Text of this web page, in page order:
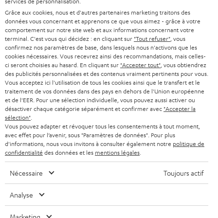
n
e
w
s
l
e
t
t
e
r
STEREO
SMART HOME
BLUETOOTH
CASQUES AUDIO
CASQUES BLUETOOTH AUDIO
SYSTEMES COMPLETS
ENCEINTES
ULTIMA
ÉCOUTEURS INTRA-AURICULAIRES
FANSHOP
PRESSE
B2B
NEWSLETTER
MAGASINS
AVANTAGES D’ACHAT
L’HISTOIRE DE TEUFEL
ALLEMAGNE
AUTRICHE
SUISSE
PAYS-BAS
BELGIQUE
FRANCE
POLOGNE
ITALIE
Sous réserve de modifications techniques, de fautes de frappe et d’autres
erreurs. Les accessoires figurant sur l’image ne font pas partie du contenu de
Grâce aux cookies, nous et d'autres partenaires marketing traitons des
données vous concernant et apprenons ce que vous aimez - grâce à votre
comportement sur notre site web et aux informations concernant votre
terminal. C'est vous qui décidez : en cliquant sur "Tout refuser" , vous
confirmez nos paramètres de base, dans lesquels nous n'activons que les
cookies nécessaires. Vous recevrez ainsi des recommandations, mais celles-
ci seront choisies au hasard. En cliquant sur "Accepter tout" , vous obtiendrez
des publicités personnalisées et des contenus vraiment pertinents pour vous.
Vous acceptez ici l'utilisation de tous les cookies ainsi que le transfert et le
traitement de vos données dans des pays en dehors de l'Union européenne
et de l'EER. Pour une sélection individuelle, vous pouvez aussi activer ou
désactiver chaque catégorie séparément et confirmer avec "Accepter la
sélection"
Vous pouvez adapter et révoquer tous les consentements à tout moment,
avec effet pour l’avenir, sous "Paramètres de données". Pour plus
d'informations, nous vous invitons à consulter également notre politique de
confidentialité des données et les mentions légales
Nécessaire Toujours actif
Analyse